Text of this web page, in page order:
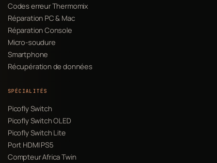
Codes erreur Thermomix
Réparation PC & Mac
Réparation Console
Micro-soudure
Smartphone
Récupération de données
SPÉCIALITÉS
Picofly Switch
Picofly Switch OLED
Picofly Switch Lite
Port HDMI PS5
Compteur Africa Twin